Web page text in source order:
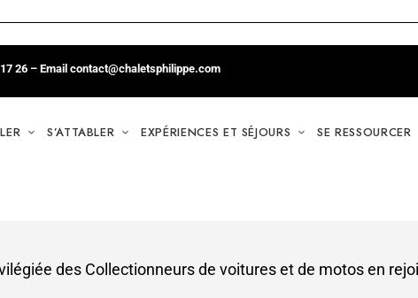
26 – Email contact@chaletsphilippe.com
S’ATTABLER EXPÉRIENCES ET SÉJOURS SE RESSOURCER
des Collectionneurs de voitures et de motosen